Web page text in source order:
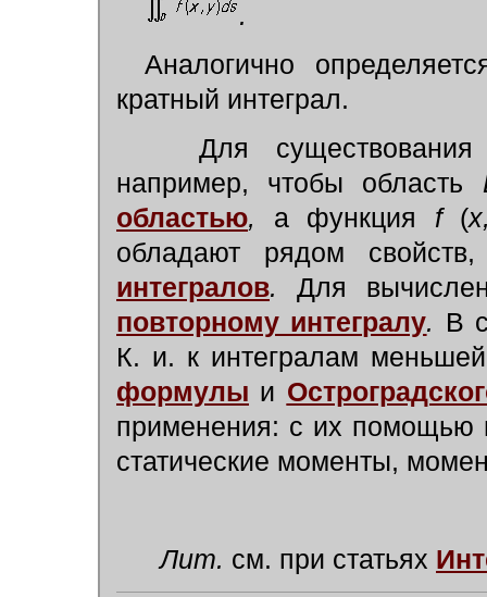
.
Аналогично
кратный интеграл.
Для существования
например, чтобы область
областью, а функция f (
обладают рядом
интегралов.Для
повторному интегралу. В
К. и. к интегралам
формулы и
применения: с их помощью
статические моменты,
Лит. см. при статьях